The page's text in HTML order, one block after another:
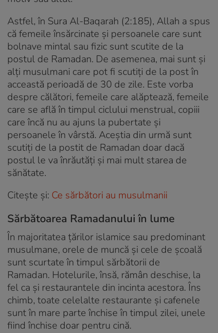
Astfel, în Sura Al-Baqarah (2:185), Allah a spus
că femeile însărcinate și persoanele care sunt
bolnave mintal sau fizic sunt scutite de la
postul de Ramadan. De asemenea, mai sunt și
alți musulmani care pot fi scutiți de la post în
acceastă perioadă de 30 de zile. Este vorba
despre călători, femeile care alăptează, femeile
care se află în timpul ciclului menstrual, copiii
care încă nu au ajuns la pubertate și
persoanele în vârstă. Aceștia din urmă sunt
scutiți de la postit de Ramadan doar dacă
postul le va înrăutăți și mai mult starea de
sănătate.
Citește și: Ce sărbători au musulmanii
Sărbătoarea Ramadanului în lume
În majoritatea țărilor islamice sau predominant
musulmane, orele de muncă și cele de școală
sunt scurtate în timpul sărbătorii de
Ramadan. Hotelurile, însă, rămân deschise, la
fel ca și restaurantele din incinta acestora. Îns
chimb, toate celelalte restaurante și cafenele
sunt în mare parte închise în timpul zilei, unele
fiind închise doar pentru cină.